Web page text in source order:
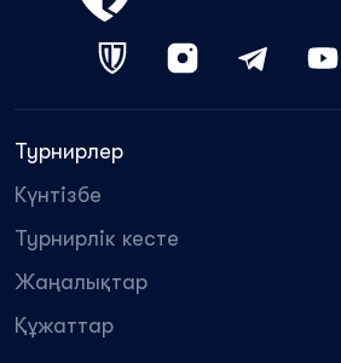
Турнирлер
Күнтізбе
Турнирлік кесте
Жаңалықтар
Құжаттар